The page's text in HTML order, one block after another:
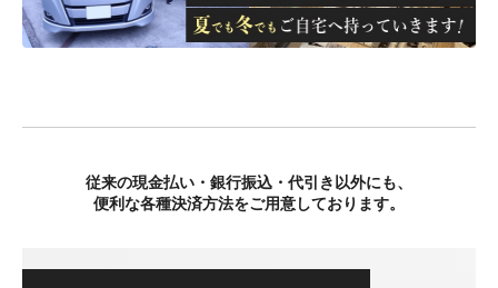
従来の現金払い・銀行振込・代引き以外にも、
便利な各種決済方法をご用意しております。